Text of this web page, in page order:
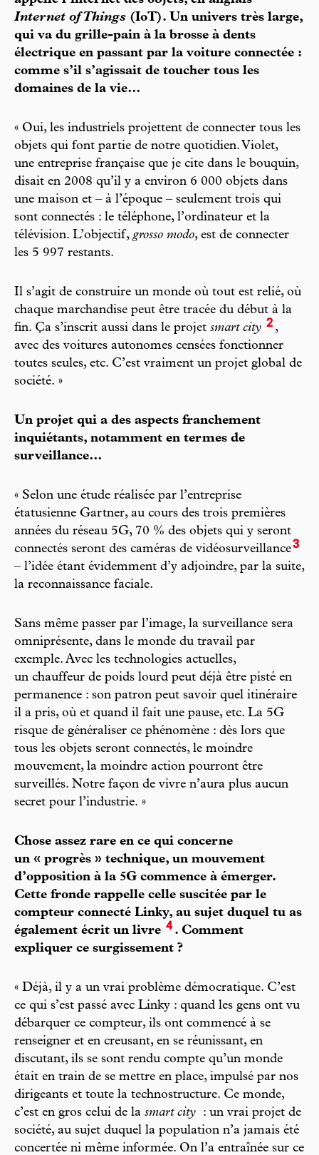
Internet of Things (IoT). Un univers très large,
qui va du grille-pain à la brosse à dents
électrique en passant par la voiture connectée :
comme s’il s’agissait de toucher tous les
domaines de la vie…
« Oui, les industriels projettent de connecter tous les
objets qui font partie de notre quotidien. Violet,
une entreprise française que je cite dans le bouquin,
disait en 2008 qu’il y a environ 6 000 objets dans
une maison et – à l’époque – seulement trois qui
sont connectés : le téléphone, l’ordinateur et la
télévision. L’objectif, grosso modo, est de connecter
les 5 997 restants.
Il s’agit de construire un monde où tout est relié, où
chaque marchandise peut être tracée du début à la
fin. Ça s’inscrit aussi dans le projet smart city 2 ,
avec des voitures autonomes censées fonctionner
toutes seules, etc. C’est vraiment un projet global de
société. »
Un projet qui a des aspects franchement
inquiétants, notamment en termes de
surveillance…
« Selon une étude réalisée par l’entreprise
étatusienne Gartner, au cours des trois premières
années du réseau 5G, 70 % des objets qui y seront
connectés seront des caméras de vidéosurveillance3
– l’idée étant évidemment d’y adjoindre, par la suite,
la reconnaissance faciale.
Sans même passer par l’image, la surveillance sera
omniprésente, dans le monde du travail par
exemple. Avec les technologies actuelles,
un chauffeur de poids lourd peut déjà être pisté en
permanence : son patron peut savoir quel itinéraire
il a pris, où et quand il fait une pause, etc. La 5G
risque de généraliser ce phénomène : dès lors que
tous les objets seront connectés, le moindre
mouvement, la moindre action pourront être
surveillés. Notre façon de vivre n’aura plus aucun
secret pour l’industrie. »
Chose assez rare en ce qui concerne
un « progrès » technique, un mouvement
d’opposition à la 5G commence à émerger.
Cette fronde rappelle celle suscitée par le
compteur connecté Linky, au sujet duquel tu as
également écrit un livre 4. Comment
expliquer ce surgissement ?
« Déjà, il y a un vrai problème démocratique. C’est
ce qui s’est passé avec Linky : quand les gens ont vu
débarquer ce compteur, ils ont commencé à se
renseigner et en creusant, en se réunissant, en
discutant, ils se sont rendu compte qu’un monde
était en train de se mettre en place, impulsé par nos
dirigeants et toute la technostructure. Ce monde,
c’est en gros celui de la smart city
: un vrai projet de
société, au sujet duquel la population n’a jamais été
concertée ni même informée. On l’a entraînée sur ce